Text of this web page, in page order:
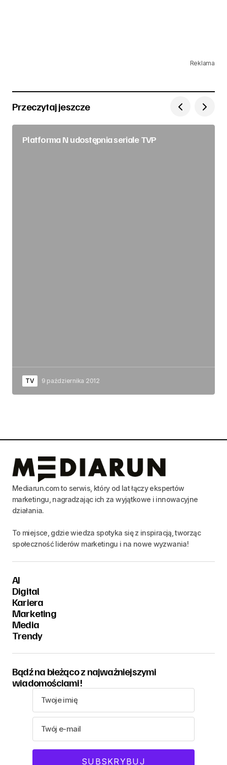
Reklama
Przeczytaj jeszcze
Platforma N udostępnia seriale TVP
TV 9 października 2012
Mediarun.com to serwis, który od lat łączy ekspertów
marketingu, nagradzając ich za wyjątkowe i innowacyjne
działania.
To miejsce, gdzie wiedza spotyka się z inspiracją, tworząc
społeczność liderów marketingu i na nowe wyzwania!
AI
Digital
Kariera
Marketing
Media
Trendy
Bądź na bieżąco z najważniejszymi
wiadomościami!